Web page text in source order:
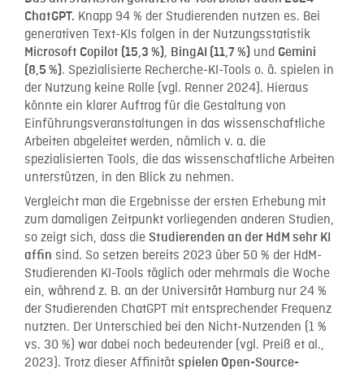
ChatGPT. Knapp 94 % der Studierenden nutzen es. Bei
generativen Text-KIs folgen in der Nutzungsstatistik
Microsoft Copilot (15,3 %), BingAI (11,7 %) und Gemini
(8,5 %). Spezialisierte Recherche-KI-Tools o. ä. spielen in
der Nutzung keine Rolle (vgl. Renner 2024). Hieraus
könnte ein klarer Auftrag für die Gestaltung von
Einführungsveranstaltungen in das wissenschaftliche
Arbeiten abgeleitet werden, nämlich v. a. die
spezialisierten Tools, die das wissenschaftliche Arbeiten
unterstützen, in den Blick zu nehmen.
Vergleicht man die Ergebnisse der ersten Erhebung mit
zum damaligen Zeitpunkt vorliegenden anderen Studien,
so zeigt sich, dass die Studierenden an der HdM sehr KI
affin sind. So setzen bereits 2023 über 50 % der HdM-
Studierenden KI-Tools täglich oder mehrmals die Woche
ein, während z. B. an der Universität Hamburg nur 24 %
der Studierenden ChatGPT mit entsprechender Frequenz
nutzten. Der Unterschied bei den Nicht-Nutzenden (1 %
vs. 30 %) war dabei noch bedeutender (vgl. Preiß et al.,
2023). Trotz dieser Affinität spielen Open-Source-